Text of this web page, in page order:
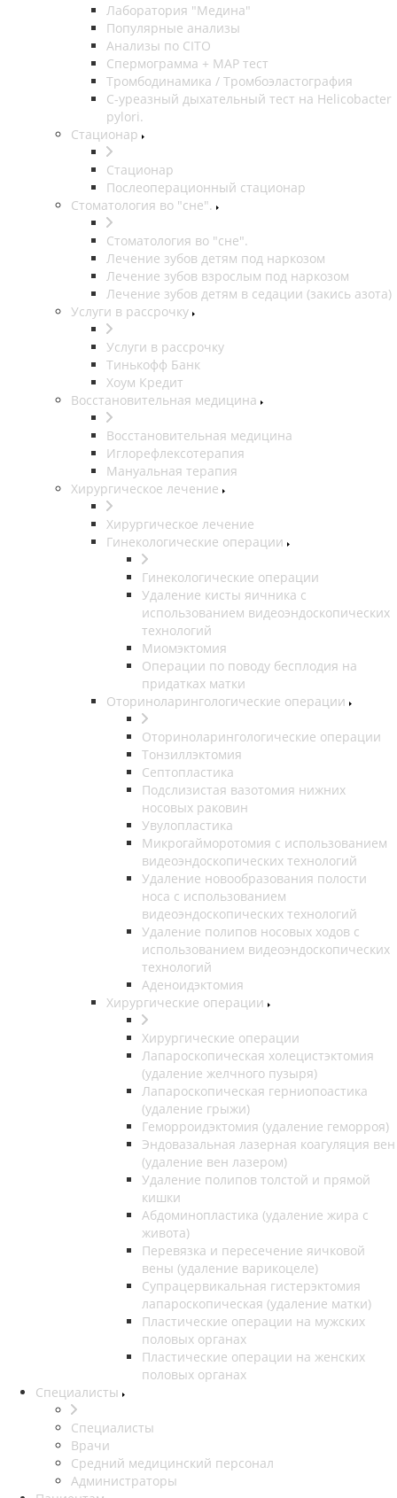
Лаборатория "Медина"
Популярные анализы
Анализы по CITO
Спермограмма + МАР тест
Тромбодинамика / Тромбоэластография
С-уреазный дыхательный тест на Helicobacter
pylori.
Стационар
Стационар
Послеоперационный стационар
Стоматология во "сне".
Стоматология во "сне".
Лечение зубов детям под наркозом
Лечение зубов взрослым под наркозом
Лечение зубов детям в седации (закись азота)
Услуги в рассрочку
Услуги в рассрочку
Тинькофф Банк
Хоум Кредит
Восстановительная медицина
Восстановительная медицина
Иглорефлексотерапия
Мануальная терапия
Хирургическое лечение
Хирургическое лечение
Гинекологические операции
Гинекологические операции
Удаление кисты яичника с
использованием видеоэндоскопических
технологий
Миомэктомия
Операции по поводу бесплодия на
придатках матки
Оториноларингологические операции
Оториноларингологические операции
Тонзиллэктомия
Септопластика
Подслизистая вазотомия нижних
носовых раковин
Увулопластика
Микрогайморотомия с использованием
видеоэндоскопических технологий
Удаление новообразования полости
носа с использованием
видеоэндоскопических технологий
Удаление полипов носовых ходов с
использованием видеоэндоскопических
технологий
Аденоидэктомия
Хирургические операции
Хирургические операции
Лапароскопическая холецистэктомия
(удаление желчного пузыря)
Лапароскопическая герниопоастика
(удаление грыжи)
Геморроидэктомия (удаление геморроя)
Эндовазальная лазерная коагуляция вен
(удаление вен лазером)
Удаление полипов толстой и прямой
кишки
Абдоминопластика (удаление жира с
живота)
Перевязка и пересечение яичковой
вены (удаление варикоцеле)
Супрацервикальная гистерэктомия
лапароскопическая (удаление матки)
Пластические операции на мужских
половых органах
Пластические операции на женских
половых органах
Специалисты
Специалисты
Врачи
Средний медицинский персонал
Администраторы